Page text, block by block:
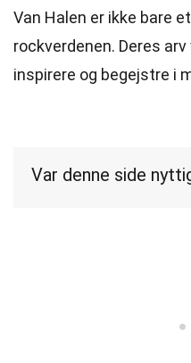
Van Halen er ikke bare
rockverdenen. Deres
inspirere og begejstre i
Var denne side